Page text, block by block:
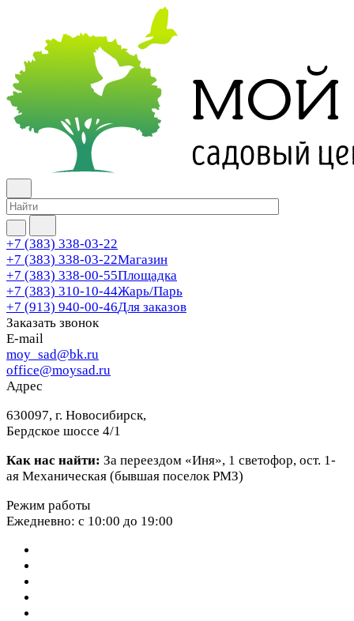
+7 (383) 338-03-22
+7 (383) 338-03-22Магазин
+7 (383) 338-00-55Площадка
+7 (383) 310-10-44Жарь/Парь
+7 (913) 940-00-46Для заказов
Заказать звонок
E-mail
moy_sad@bk.ru
office@moysad.ru
Адрес
630097, г. Новосибирск,
Бердское шоссе 4/1
Как нас найти: За переездом «Иня», 1 светофор, ост. 1-
ая Механическая (бывшая поселок РМЗ)
Режим работы
Ежедневно: с 10:00 до 19:00